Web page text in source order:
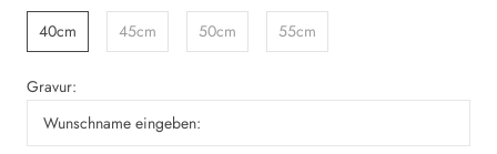
40cm
45cm 50cm 55cm
Gravur: